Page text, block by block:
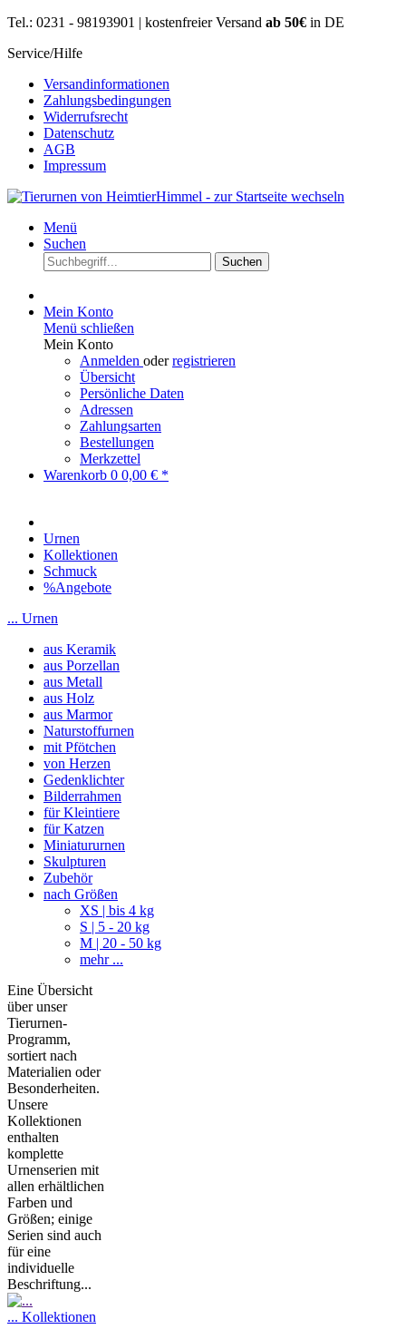
Tel.: 0231 - 98193901 | kostenfreier Versand ab 50€ in DE
Service/Hilfe
Versandinformationen
Zahlungsbedingungen
Widerrufsrecht
Datenschutz
AGB
Impressum
Menü
Suchen
Suchen
Mein Konto
Menü schließen
Mein Konto
Anmelden oderregistrieren
Übersicht
Persönliche Daten
Adressen
Zahlungsarten
Bestellungen
Merkzettel
Warenkorb 0 0,00 € *
Urnen
Kollektionen
Schmuck
%Angebote
... Urnen
aus Keramik
aus Porzellan
aus Metall
aus Holz
aus Marmor
Naturstoffurnen
mit Pfötchen
von Herzen
Gedenklichter
Bilderrahmen
für Kleintiere
für Katzen
Miniatururnen
Skulpturen
Zubehör
nach Größen
XS | bis 4 kg
S | 5 - 20 kg
M | 20 - 50 kg
mehr ...
Eine Übersicht
über unser
Tierurnen-
Programm,
sortiert nach
Materialien oder
Besonderheiten.
Unsere
Kollektionen
enthalten
komplette
Urnenserien mit
allen erhältlichen
Farben und
Größen; einige
Serien sind auch
für eine
individuelle
Beschriftung...
... Kollektionen